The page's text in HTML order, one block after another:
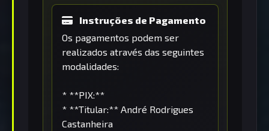
Instruções de Pagamento
Os pagamentos podem ser
realizados através das seguintes
modalidades:
* **PIX:**
* **Titular:** André Rodrigues
Castanheira